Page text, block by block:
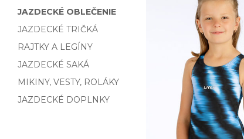
JAZDECKÉ OBLEČENIE
JAZDECKÉ TRIČKÁ
RAJTKY A LEGÍNY
JAZDECKÉ SAKÁ
MIKINY, VESTY, ROLÁKY
JAZDECKÉ DOPLNKY